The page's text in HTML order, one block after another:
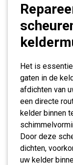
Het is
gaten in de
afdichten van
een directe
kelder binnen
Door deze
dichten,
uw kelder